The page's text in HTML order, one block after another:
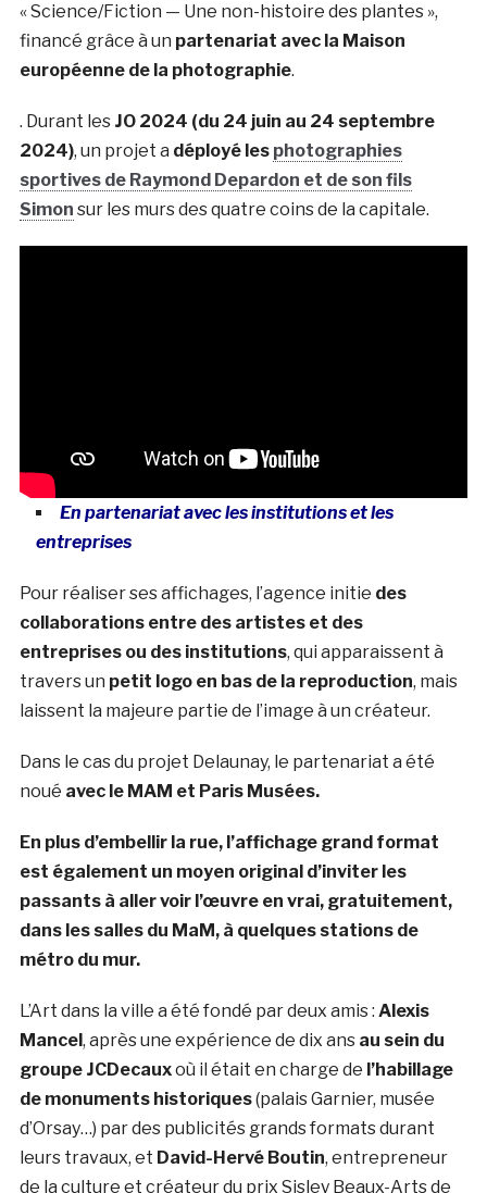
« Science/Fiction — Une non-histoire des plantes »,
financé grâce à un partenariat avec la Maison
européenne de la photographie.
. Durant les JO 2024 (du 24 juin au 24 septembre
2024), un projet a déployé les photographies
sportives de Raymond Depardon et de son fils
Simon sur les murs des quatre coins de la capitale.
En partenariat avec les institutions et les
entreprises
Pour réaliser ses affichages, l’agence initie des
collaborations entre des artistes et des
entreprises ou des institutions, qui apparaissent à
travers un petit logo en bas de la reproduction, mais
laissent la majeure partie de l’image à un créateur.
Dans le cas du projet Delaunay, le partenariat a été
noué avec le MAM et Paris Musées.
En plus d’embellir la rue, l’affichage grand format
est également un moyen original d’inviter les
passants à aller voir l’œuvre en vrai, gratuitement,
dans les salles du MaM, à quelques stations de
métro du mur.
L’Art dans la ville a été fondé par deux amis : Alexis
Mancel, après une expérience de dix ans au sein du
groupe JCDecauxoù il était en charge de l’habillage
de monuments historiques(palais Garnier, musée
d’Orsay…) par des publicités grands formats durant
leurs travaux, et David-Hervé Boutin, entrepreneur
de la culture et créateur du prix Sisley Beaux-Arts de